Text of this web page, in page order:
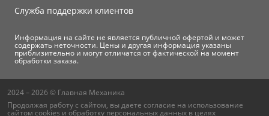
Служба поддержки клиентов
Информация на сайте не является публичной офертой и может
содержать неточности. Цены и другая информация указаны
приблизительно и могут отличатся от фактической на момент
обработки заказа.
2024 – 2026 © Главная Механика
Продолжая работу с сайтом, вы даете согласие на использование
сайтом cookies и обработку персональных данных в целях